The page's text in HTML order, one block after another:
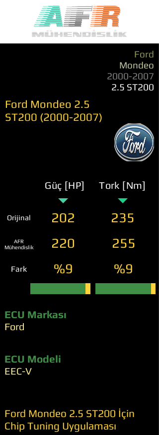
Ford
Mondeo
2000-2007
2.5 ST200
Ford Mondeo 2.5
ST200 (2000-2007)
Güç [HP] Tork [Nm]
Orijinal 202 235
AFR
Mühendislik
220 255
Fark %9 %9
ECU Markası
Ford
ECU Modeli
EEC-V
Ford Mondeo 2.5 ST200 İçin
Chip Tuning Uygulaması